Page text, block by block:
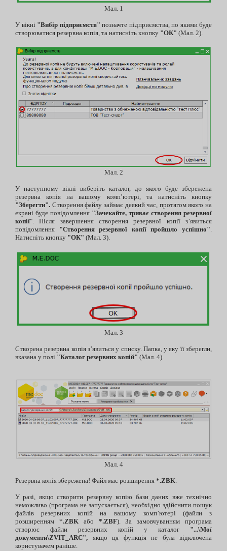
Мал. 1
У вікні "Вибір підприємств" позначте підприємства, по якими буде
створюватися резервна копія, та натисніть кнопку "ОК" (Мал. 2).
Мал. 2
У наступному вікні виберіть каталог, до якого буде збережена
резервна копія на вашому комп’ютері, та натисніть кнопку
"Зберегти". Створення файлу займає деякий час, протягом якого на
екрані буде повідомлення "Зачекайте, триває створення резервної
копії". Після завершення створення резервної копії з’явиться
повідомлення "Створення резервної копії пройшло успішно"
Натисніть кнопку "ОК" (Мал. 3).
Мал. 3
Створена резервна копія з’явиться у списку. Папка, у яку її зберегли,
вказана у полі "Каталог резервних копій" (Мал. 4).
Мал. 4
Резервна копія збережена! Файл має розширення *.ZBK
У разі, якщо створити резервну копію бази даних вже технічно
неможливо (програма не запускається), необхідно здійснити пошук
файлів резервних копій на вашому комп’ютері (файли з
розширенням *.ZBK або *.ZBF). За замовчуванням програма
створює файли резервних копій у каталог "...\Мої
документи\ZVIT_ARC", якщо ця функція не була відключена
користувачем раніше.